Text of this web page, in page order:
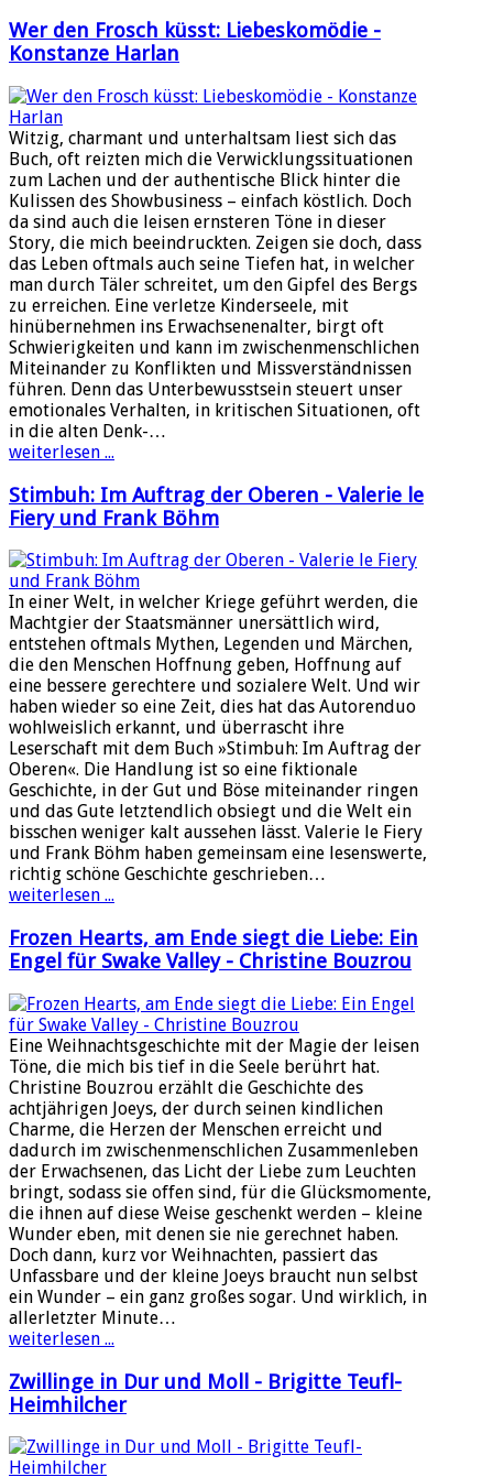
Wer den Frosch küsst: Liebeskomödie -
Konstanze Harlan
Witzig, charmant und unterhaltsam liest sich das
Buch, oft reizten mich die Verwicklungssituationen
zum Lachen und der authentische Blick hinter die
Kulissen des Showbusiness – einfach köstlich. Doch
da sind auch die leisen ernsteren Töne in dieser
Story, die mich beeindruckten. Zeigen sie doch, dass
das Leben oftmals auch seine Tiefen hat, in welcher
man durch Täler schreitet, um den Gipfel des Bergs
zu erreichen. Eine verletze Kinderseele, mit
hinübernehmen ins Erwachsenenalter, birgt oft
Schwierigkeiten und kann im zwischenmenschlichen
Miteinander zu Konflikten und Missverständnissen
führen. Denn das Unterbewusstsein steuert unser
emotionales Verhalten, in kritischen Situationen, oft
in die alten Denk-…
weiterlesen ...
Stimbuh: Im Auftrag der Oberen - Valerie le
Fiery und Frank Böhm
In einer Welt, in welcher Kriege geführt werden, die
Machtgier der Staatsmänner unersättlich wird,
entstehen oftmals Mythen, Legenden und Märchen,
die den Menschen Hoffnung geben, Hoffnung auf
eine bessere gerechtere und sozialere Welt. Und wir
haben wieder so eine Zeit, dies hat das Autorenduo
wohlweislich erkannt, und überrascht ihre
Leserschaft mit dem Buch »Stimbuh: Im Auftrag der
Oberen«. Die Handlung ist so eine fiktionale
Geschichte, in der Gut und Böse miteinander ringen
und das Gute letztendlich obsiegt und die Welt ein
bisschen weniger kalt aussehen lässt. Valerie le Fiery
und Frank Böhm haben gemeinsam eine lesenswerte,
richtig schöne Geschichte geschrieben…
weiterlesen ...
Frozen Hearts, am Ende siegt die Liebe: Ein
Engel für Swake Valley - Christine Bouzrou
Eine Weihnachtsgeschichte mit der Magie der leisen
Töne, die mich bis tief in die Seele berührt hat.
Christine Bouzrou erzählt die Geschichte des
achtjährigen Joeys, der durch seinen kindlichen
Charme, die Herzen der Menschen erreicht und
dadurch im zwischenmenschlichen Zusammenleben
der Erwachsenen, das Licht der Liebe zum Leuchten
bringt, sodass sie offen sind, für die Glücksmomente,
die ihnen auf diese Weise geschenkt werden – kleine
Wunder eben, mit denen sie nie gerechnet haben.
Doch dann, kurz vor Weihnachten, passiert das
Unfassbare und der kleine Joeys braucht nun selbst
ein Wunder – ein ganz großes sogar. Und wirklich, in
allerletzter Minute…
weiterlesen ...
Zwillinge in Dur und Moll - Brigitte Teufl-
Heimhilcher